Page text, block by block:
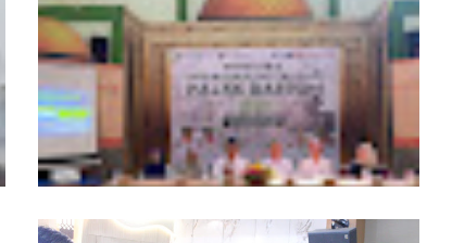
Pemprov Kalbar Tegaskan Komitmen
Percepat Digitalisasi Pelayanan Publik